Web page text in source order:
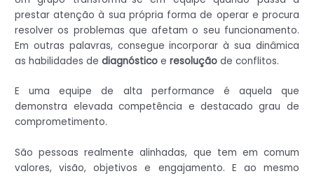
prestar atenção à sua própria forma de operar e procura
resolver os problemas que afetam o seu funcionamento.
Em outras palavras, consegue incorporar à sua dinâmica
as habilidades dediagnóstico eresolução de conflitos.
E uma equipe de alta performance é aquela que
demonstra elevada competência e destacado grau de
comprometimento.
São pessoas realmente alinhadas, que tem em comum
valores, visão, objetivos e engajamento. E ao mesmo